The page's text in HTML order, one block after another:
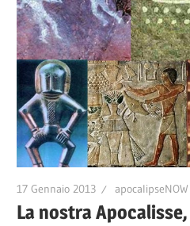
17 Gennaio 2013 apocalipseNOW
La nostra